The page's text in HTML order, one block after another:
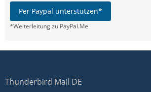
Per Paypal unterstützen*
*Weiterleitung zu PayPal.Me
Thunderbird Mail DE